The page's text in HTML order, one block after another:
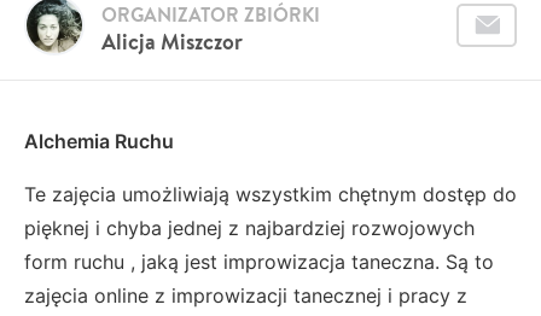
Alicja Miszczor
ORGANIZATOR ZBIÓRKI
Alchemia Ruchu
Te zajęcia umożliwiają wszystkim chętnym dostęp do
pięknej i chyba jednej z najbardziej rozwojowych
form ruchu , jaką jest improwizacja taneczna. Są to
zajęcia online z improwizacji tanecznej i pracy z